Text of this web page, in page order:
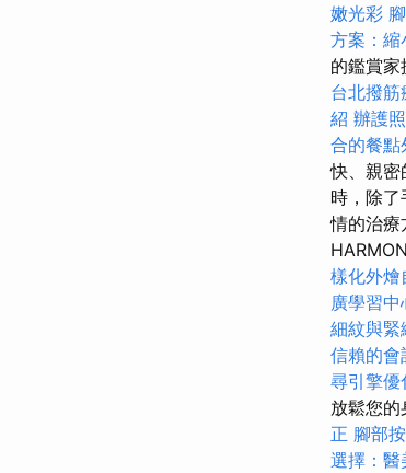
嫩光彩
方案：縮
的鑑賞家
台北撥筋
紹 辦護
合的餐點
快、親密
時，除
情的治療
樣化外燴
廣學習中
細紋與緊
信賴的會
尋引擎優
放鬆您
正 腳部
選擇：醫